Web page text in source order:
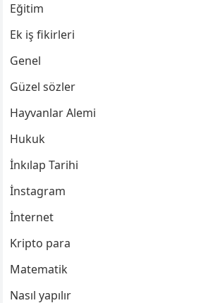
Eğitim
Ek iş fikirleri
Genel
Güzel sözler
Hayvanlar Alemi
Hukuk
İnkılap Tarihi
İnstagram
İnternet
Kripto para
Matematik
Nasıl yapılır